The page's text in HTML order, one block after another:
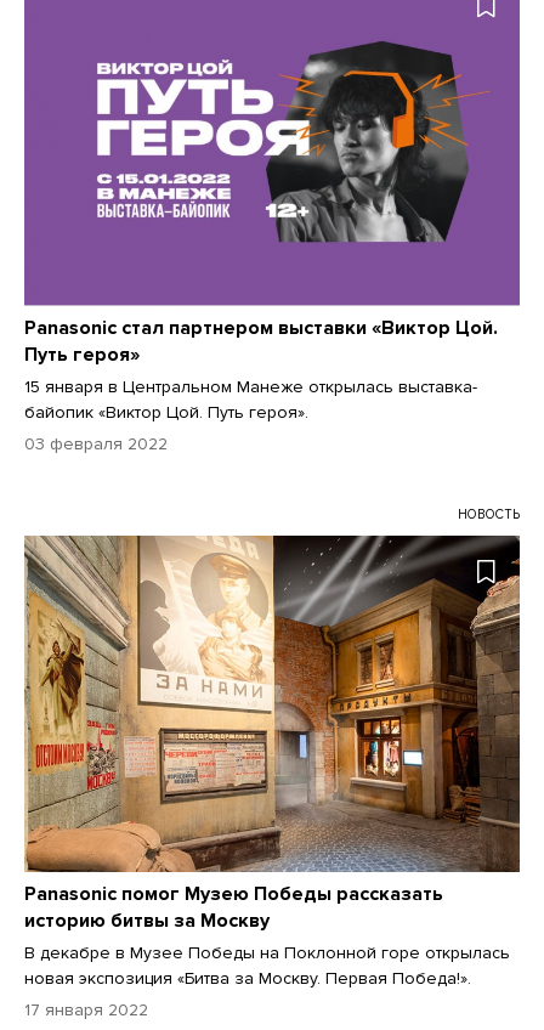
Panasonic стал партнером выставки «Виктор Цой.
Путь героя»
15 января в Центральном Манеже открылась выставка-
байопик «Виктор Цой. Путь героя».
03 февраля 2022
НОВОСТЬ
Panasonic помог Музею Победы рассказать
историю битвы за Москву
В декабре в Музее Победы на Поклонной горе открылась
новая экспозиция «Битва за Москву. Первая Победа!».
17 января 2022